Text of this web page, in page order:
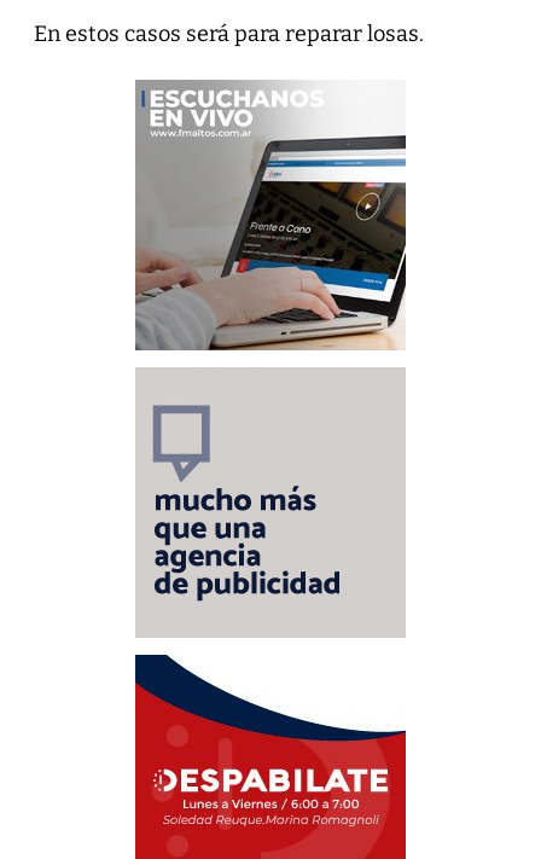
En estos casos será para reparar losas.